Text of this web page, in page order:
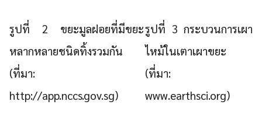
รูปที่ 2 ขยะมูลฝอยที่มีขยะ
หลากหลายชนิดทิ้งรวมกัน
(ที่มา:
http://app.nccs.gov.sg)
รูปที่ 3 กระบวนการเผา
ไหม้ในเตาเผาขยะ
(ที่มา:
www.earthsci.org)